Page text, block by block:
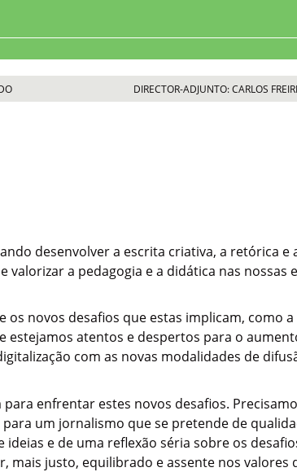
DIRECTOR-ADJUNTO: CARLOS
desenvolver a escrita criativa, a retórica e
a pedagogia e a didática nas nossas
novos desafios que estas implicam, como a
estejamos atentos e despertos para o
com as novas modalidades de
enfrentar estes novos desafios.
um jornalismo que se pretende de
e de uma reflexão séria sobre os
justo, equilibrado e assente nos valores